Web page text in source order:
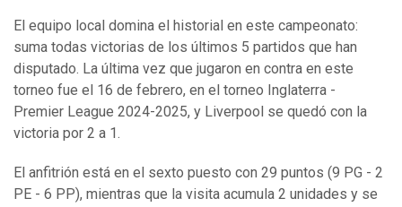
El equipo local domina el historial en este campeonato:
suma todas victorias de los últimos 5 partidos que han
disputado. La última vez que jugaron en contra en este
torneo fue el 16 de febrero, en el torneo Inglaterra -
Premier League 2024-2025, y Liverpool se quedó con la
victoria por 2 a 1.
El anfitrión está en el sexto puesto con 29 puntos (9 PG - 2
PE - 6 PP), mientras que la visita acumula 2 unidades y se